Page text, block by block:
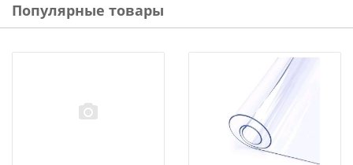
Популярные товары